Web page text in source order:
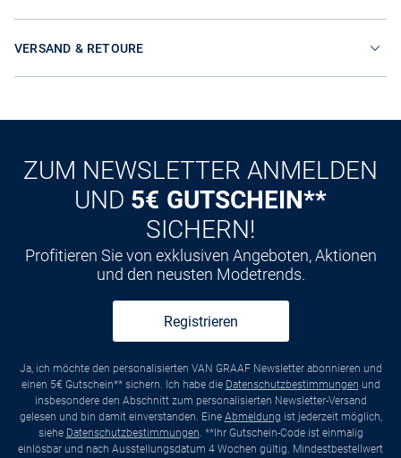
VERSAND & RETOURE
ZUM NEWSLETTER ANMELDEN
UND 5€ GUTSCHEIN**
SICHERN!
Profitieren Sie von exklusiven Angeboten, Aktionen
und den neusten Modetrends.
Registrieren
Ja, ich möchte den personalisierten VAN GRAAF Newsletter abonnieren und
einen 5€ Gutschein** sichern. Ich habe die Datenschutzbestimmungen und
insbesondere den Abschnitt zum personalisierten Newsletter-Versand
gelesen und bin damit einverstanden. Eine Abmeldung ist jederzeit möglich,
siehe Datenschutzbestimmungen. **Ihr Gutschein-Code ist einmalig
einlösbar und nach Ausstellungsdatum 4 Wochen gültig. Mindestbestellwert